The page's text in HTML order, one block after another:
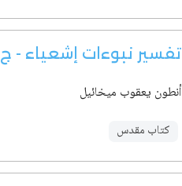
تفسير نبوءات إشعياء - ج2
أنطون يعقوب ميخائيل
كتاب مقدس